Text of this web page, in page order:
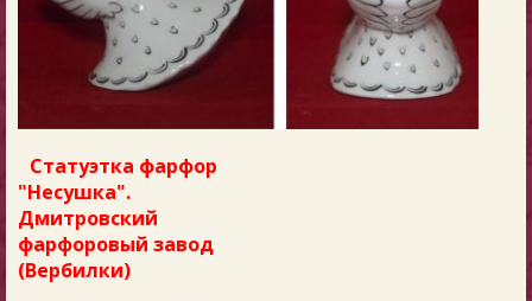
Статуэтка фарфор
"Несушка".
Дмитровский
фарфоровый завод
(Вербилки)